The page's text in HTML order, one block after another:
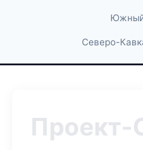
Северо-
Проект-